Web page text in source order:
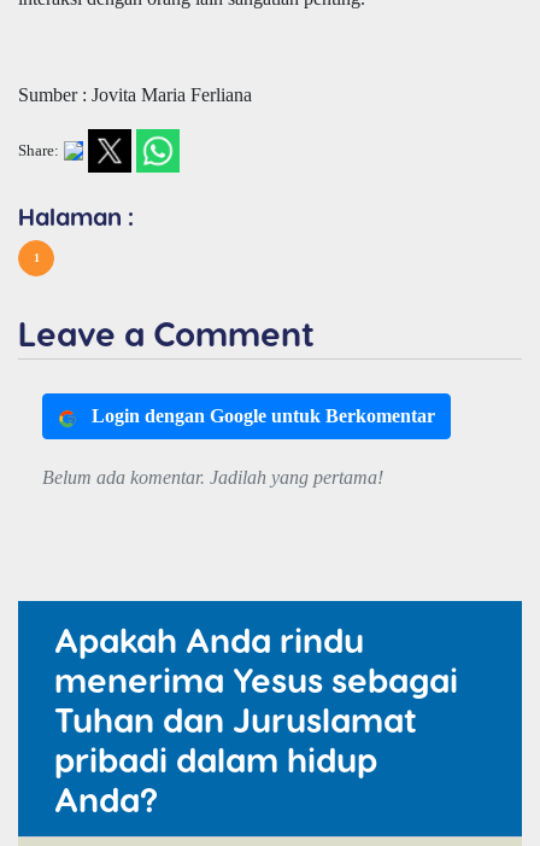
Sumber : Jovita Maria Ferliana
Share:
Halaman :
1
Leave a Comment
Login dengan Google untuk Berkomentar
Belum ada komentar. Jadilah yang pertama!
Apakah Anda rindu
menerima Yesus sebagai
Tuhan dan Juruslamat
pribadi dalam hidup
Anda?